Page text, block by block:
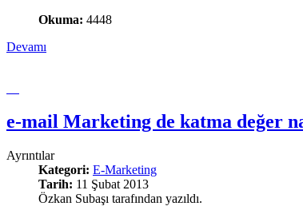
Okuma: 4448
Devamı
e-mail Marketing de katma değer
Ayrıntılar
Kategori: E-Marketing
Tarih: 11 Şubat 2013
Özkan Subaşı tarafından yazıldı.